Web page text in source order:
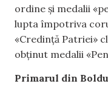
ordine și medalii
lupta împotriva
«Credință Patriei»
obținut medalii
Primarul din